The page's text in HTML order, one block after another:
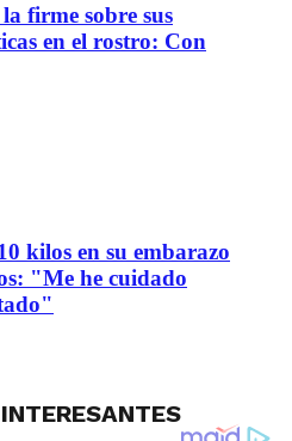
firme sobre sus
en el rostro: Con
kilos en su embarazo
"Me he cuidado